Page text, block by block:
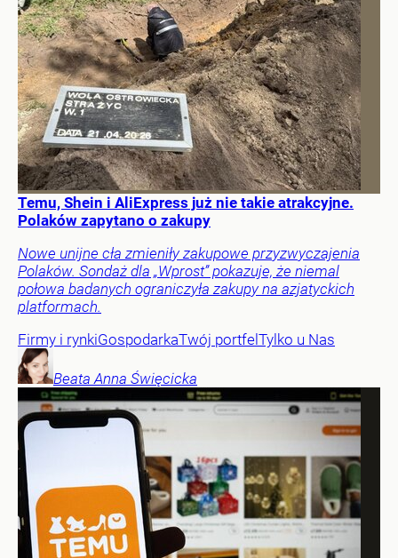
Temu, Shein i AliExpress już nie takie atrakcyjne.
Polaków zapytano o zakupy
Nowe unijne cła zmieniły zakupowe przyzwyczajenia
Polaków. Sondaż dla „Wprost” pokazuje, że niemal
połowa badanych ograniczyła zakupy na azjatyckich
platformach.
Firmy i rynkiGospodarkaTwój portfelTylko u Nas
Beata Anna Święcicka